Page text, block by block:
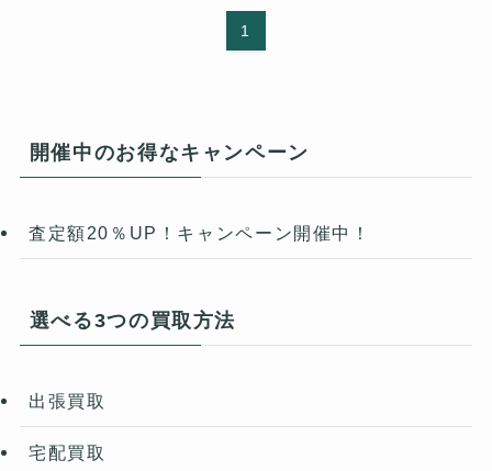
1
開催中のお得なキャンペーン
査定額20％UP！キャンペーン開催中！
選べる3つの買取方法
出張買取
宅配買取